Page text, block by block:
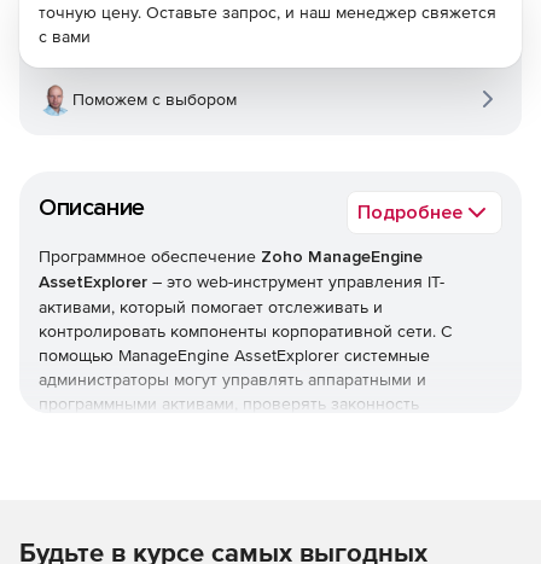
Описание Подробнее
Программное обеспечение Zoho ManageEngine
AssetExplorer – это web-инструмент управления IT-
активами, который помогает отслеживать и
контролировать компоненты корпоративной сети. С
помощью ManageEngine AssetExplorer системные
администраторы могут управлять аппаратными и
программными активами, проверять законность
Преимущества ManageEngine AssetExplorer:
точную цену. Оставьте запрос, и наш менеджер свяжется
с вами
Поможем с выбором
Будьте в курсе самых выгодных